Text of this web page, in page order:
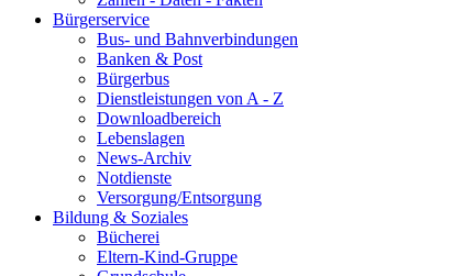
Bürgerservice
Bus- und Bahnverbindungen
Banken & Post
Bürgerbus
Dienstleistungen von A - Z
Downloadbereich
Lebenslagen
News-Archiv
Notdienste
Versorgung/Entsorgung
Bildung & Soziales
Bücherei
Eltern-Kind-Gruppe